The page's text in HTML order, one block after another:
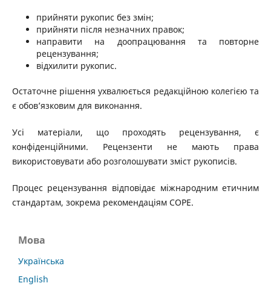
прийняти рукопис без змін;
прийняти після незначних правок;
направити на доопрацювання та повторне
рецензування;
відхилити рукопис.
Остаточне рішення ухвалюється редакційною колегією та
є обов’язковим для виконання.
Усі матеріали, що проходять рецензування, є
конфіденційними. Рецензенти не мають права
використовувати або розголошувати зміст рукописів.
Процес рецензування відповідає міжнародним етичним
стандартам, зокрема рекомендаціям COPE.
Мова
Українська
English